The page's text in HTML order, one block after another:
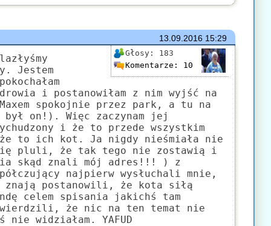
13.09.201615:29
Głosy: 183
Komentarze: 10
Jestem
i postanowiłam z nim wyjść na
spokojnie przez park, a tu na
on!). Więc zaczynam jej
i że to przede wszystkim
to ich kot. Ja nigdy nieśmiała nie
się pluli, że tak tego nie zostawią i
skąd znali mój adres!!! ) z
najpierw wysłuchali mnie,
znają postanowili, że kota siłą
celem spisania jakichś tam
że nic na ten temat nie
widziałam. YAFUD